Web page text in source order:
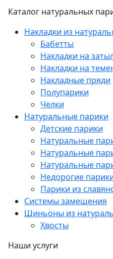
Каталог натуральных
Накладки из
Бабетты
Накладки на
Накладки на
Накладные пряди
Полупарики
Челки
Натуральные парики
Детские парики
Натуральные
Натуральные
Натуральные
Недорогие
Парики из
Системы замещения
Шиньоны из
Хвосты
Наши услуги